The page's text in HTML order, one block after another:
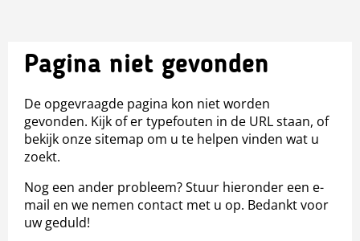
Pagina niet gevonden
De opgevraagde pagina kon niet worden
gevonden. Kijk of er typefouten in de URL staan, of
bekijk onze sitemap om u te helpen vinden wat u
zoekt.
Nog een ander probleem? Stuur hieronder een e-
mail en we nemen contact met u op. Bedankt voor
uw geduld!